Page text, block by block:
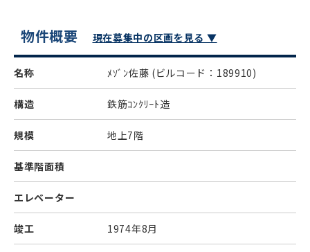
物件概要 現在募集中の区画を見る ▼
名称 ﾒｿﾞﾝ佐藤 (ビルコード：189910)
構造 鉄筋ｺﾝｸﾘｰﾄ造
規模 地上7階
基準階面積
エレベーター
竣工 1974年8月